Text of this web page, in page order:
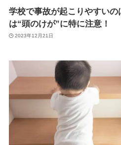
学校で事故が起こりやすい
は“頭のけが”に特に注意！
2023年12月21日